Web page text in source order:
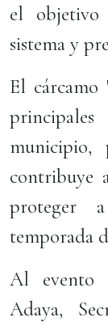
el
sistema y
El
municipio,
contribuye
proteger
temporada
Al evento
Adaya,